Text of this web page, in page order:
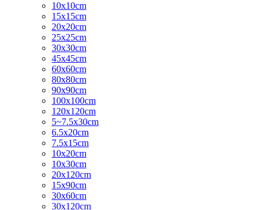
10x10cm
15x15cm
20x20cm
25x25cm
30x30cm
45x45cm
60x60cm
80x80cm
90x90cm
100x100cm
120x120cm
5~7.5x30cm
6.5x20cm
7.5x15cm
10x20cm
10x30cm
20x120cm
15x90cm
30x60cm
30x120cm